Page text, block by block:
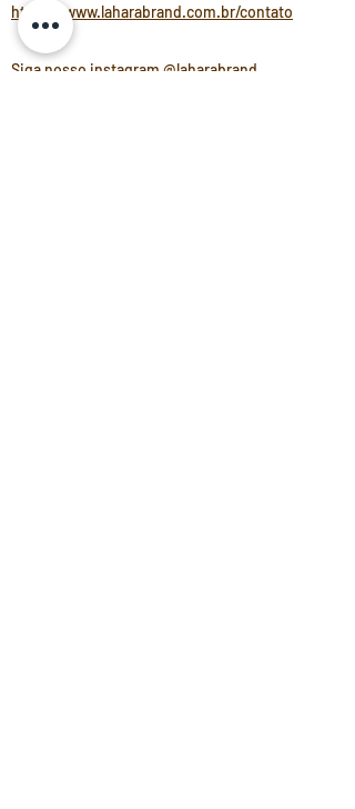
https://www.laharabrand.com.br/contato
Siga nosso instagram @laharabrand